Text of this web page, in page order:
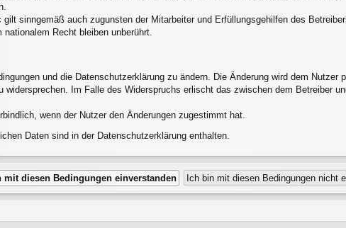
sinngemäß auch zugunsten der Mitarbeiter und Erfüllungsgehilfen des
Recht bleiben unberührt.
und die Datenschutzerklärung zu ändern. Die Änderung wird dem Nutzer
widersprechen. Im Falle des Widerspruchs erlischt das zwischen dem Betreiber
wenn der Nutzer den Änderungen zugestimmt hat.
Daten sind in der Datenschutzerklärung enthalten.